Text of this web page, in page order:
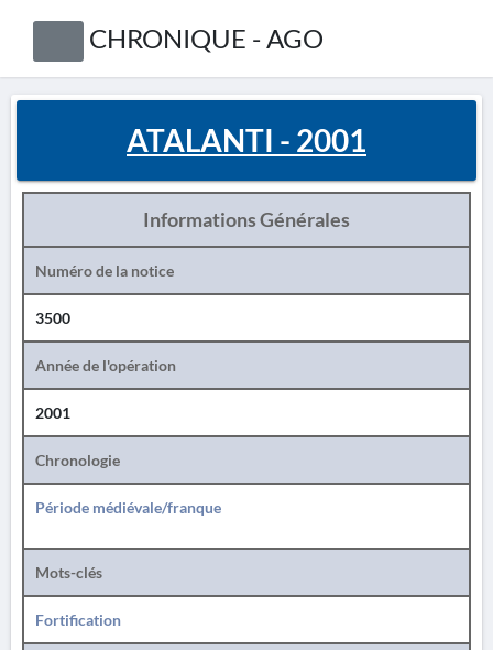
CHRONIQUE - AGO
ATALANTI - 2001
Informations Générales
Numéro de la notice
3500
Année de l'opération
2001
Chronologie
Période médiévale/franque
Mots-clés
Fortification